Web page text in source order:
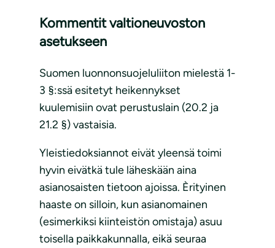
Kommentit valtioneuvoston
asetukseen
Suomen luonnonsuojeluliiton mielestä 1-
3 §:ssä esitetyt heikennykset
kuulemisiin ovat perustuslain (20.2 ja
21.2 §) vastaisia.
Yleistiedoksiannot eivät yleensä toimi
hyvin eivätkä tule läheskään aina
asianosaisten tietoon ajoissa. Èrityinen
haaste on silloin, kun asianomainen
(esimerkiksi kiinteistön omistaja) asuu
toisella paikkakunnalla, eikä seuraa